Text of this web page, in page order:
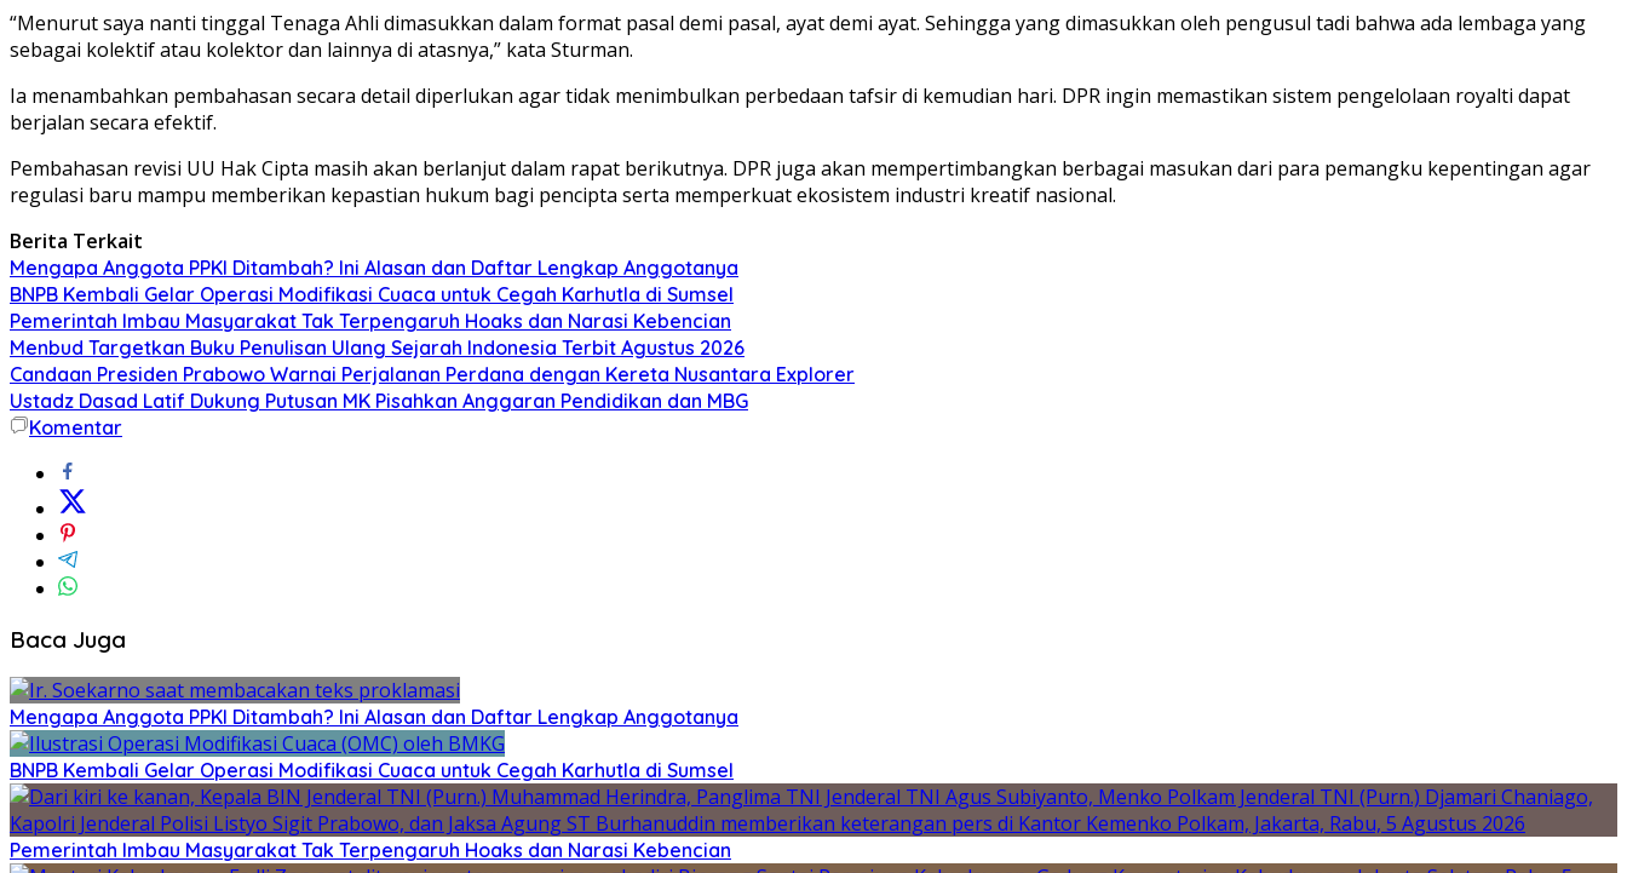
“Menurut saya nanti tinggal Tenaga Ahli dimasukkan dalam format pasal demi pasal, ayat demi ayat. Sehingga yang dimasukkan oleh pengusul tadi bahwa ada lembaga yang
sebagai kolektif atau kolektor dan lainnya di atasnya,” kata Sturman.
Ia menambahkan pembahasan secara detail diperlukan agar tidak menimbulkan perbedaan tafsir di kemudian hari. DPR ingin memastikan sistem pengelolaan royalti dapat
berjalan secara efektif.
Pembahasan revisi UU Hak Cipta masih akan berlanjut dalam rapat berikutnya. DPR juga akan mempertimbangkan berbagai masukan dari para pemangku kepentingan agar
regulasi baru mampu memberikan kepastian hukum bagi pencipta serta memperkuat ekosistem industri kreatif nasional.
Berita Terkait
Mengapa Anggota PPKI Ditambah? Ini Alasan dan Daftar Lengkap Anggotanya
BNPB Kembali Gelar Operasi Modifikasi Cuaca untuk Cegah Karhutla di Sumsel
Pemerintah Imbau Masyarakat Tak Terpengaruh Hoaks dan Narasi Kebencian
Menbud Targetkan Buku Penulisan Ulang Sejarah Indonesia Terbit Agustus 2026
Candaan Presiden Prabowo Warnai Perjalanan Perdana dengan Kereta Nusantara Explorer
Ustadz Dasad Latif Dukung Putusan MK Pisahkan Anggaran Pendidikan dan MBG
Komentar
Baca Juga
Mengapa Anggota PPKI Ditambah? Ini Alasan dan Daftar Lengkap Anggotanya
BNPB Kembali Gelar Operasi Modifikasi Cuaca untuk Cegah Karhutla di Sumsel
Pemerintah Imbau Masyarakat Tak Terpengaruh Hoaks dan Narasi Kebencian